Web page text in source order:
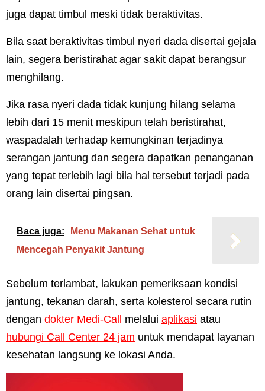
juga dapat timbul meski tidak beraktivitas.
Bila saat beraktivitas timbul nyeri dada disertai gejala
lain, segera beristirahat agar sakit dapat berangsur
menghilang.
Jika rasa nyeri dada tidak kunjung hilang selama
lebih dari 15 menit meskipun telah beristirahat,
waspadalah terhadap kemungkinan terjadinya
serangan jantung dan segera dapatkan penanganan
yang tepat terlebih lagi bila hal tersebut terjadi pada
orang lain disertai pingsan.
Baca juga:
Menu Makanan Sehat untuk
Mencegah Penyakit Jantung
Sebelum terlambat, lakukan pemeriksaan kondisi
jantung, tekanan darah, serta kolesterol secara rutin
dengan dokter Medi-Call melalui aplikasi atau
hubungi Call Center 24 jam untuk mendapat layanan
kesehatan langsung ke lokasi Anda.